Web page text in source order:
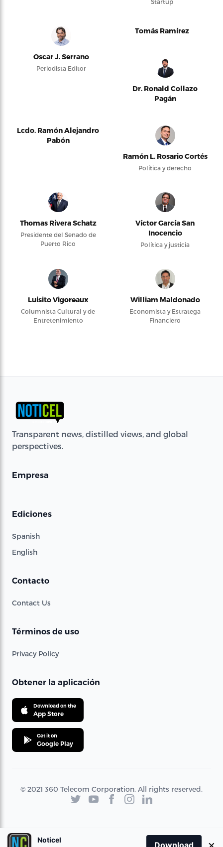
Startup
Oscar J. Serrano
Periodista Editor
Tomás Ramírez
Dr. Ronald Collazo
Pagán
Lcdo. Ramón Alejandro
Pabón
Ramón L. Rosario Cortés
Política y derecho
Thomas Rivera Schatz
Presidente del Senado de
Puerto Rico
Víctor García San
Inocencio
Política y justicia
Luisito Vigoreaux
Columnista Cultural y de
Entretenimiento
William Maldonado
Economista y Estratega
Financiero
Transparent news, distilled views, and global
perspectives.
Empresa
Ediciones
Spanish
English
Contacto
Contact Us
Términos de uso
Privacy Policy
Obtener la aplicación
Download on the
App Store
Get it on
Google Play
© 2021 360 Telecom Corporation. All rights reserved.
Noticel
Download